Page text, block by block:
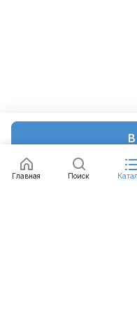
Главная Поиск